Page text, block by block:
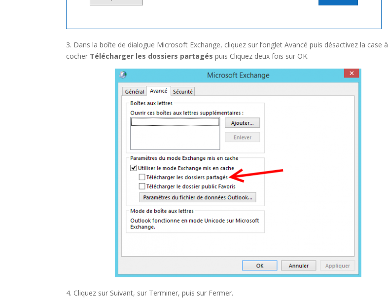
3. Dans la boîte de dialogue Microsoft Exchange, cliquez sur l’onglet Avancé puis désactivez la case à
cocher Télécharger les dossiers partagéspuis Cliquez deux fois sur OK.
4. Cliquez sur Suivant, sur Terminer, puis sur Fermer.